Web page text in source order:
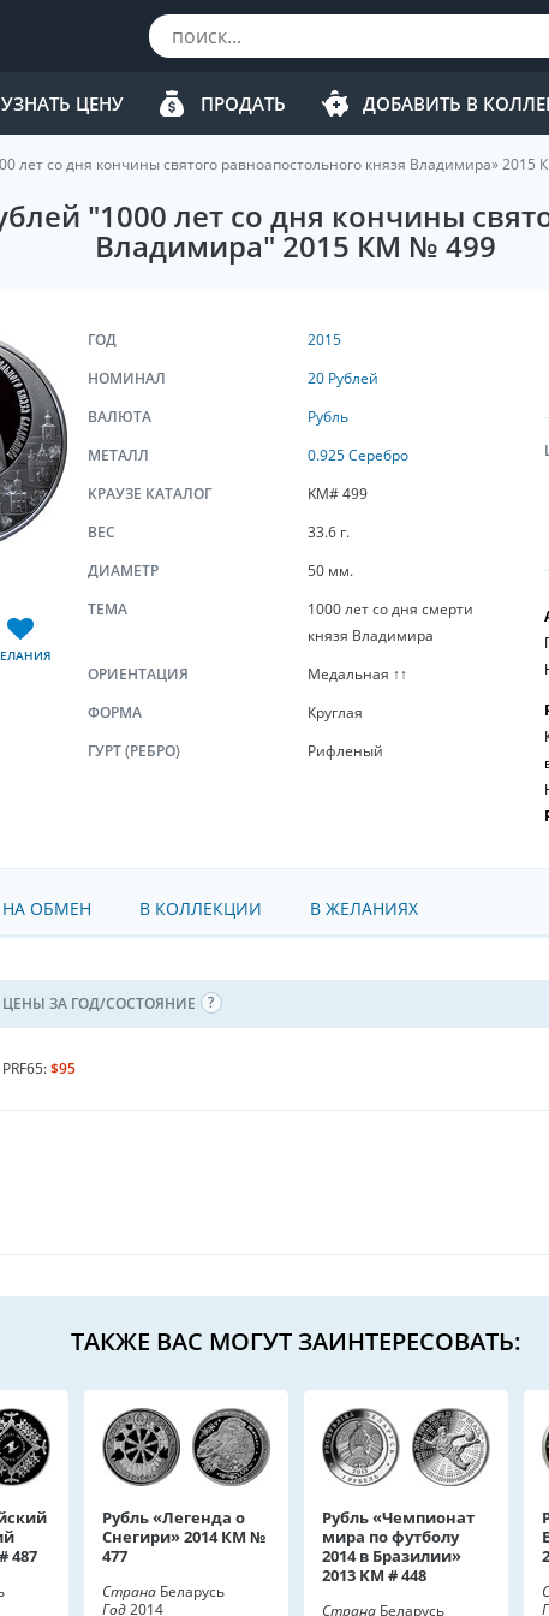
УЗНАТЬ ЦЕНУ ПРОДАТЬ ДОБАВИТЬ В
лет со дня кончины святого равноапостольного князя Владимира»
"1000 лет со дня кончины
Владимира" 2015 КМ № 499
ГОД
2015
НОМИНАЛ
20 Рублей
ВАЛЮТА
Рубль
МЕТАЛЛ
0.925 Серебро
КРАУЗЕ КАТАЛОГ
KM# 499
ВЕС
33.6 г.
ДИАМЕТР
50 мм.
ТЕМА
1000 лет со дня смерти
князя Владимира
ОРИЕНТАЦИЯ
Медальная ↑↑
ФОРМА
Круглая
ГУРТ (РЕБРО)
Рифленый
НА ОБМЕН В КОЛЛЕКЦИИ В ЖЕЛАНИЯХ
ЦЕНЫ ЗА ГОД/СОСТОЯНИЕ
PRF65:$95
ТАКЖЕ ВАС МОГУТ ЗАИНТЕРЕСОВАТЬ:
487
Рубль «Легенда о
Снегири» 2014 КМ №
477
Страна Беларусь
Год2014
Рубль «Чемпионат
мира по футболу
2014 в Бразилии»
2013 KM # 448
Страна Беларусь